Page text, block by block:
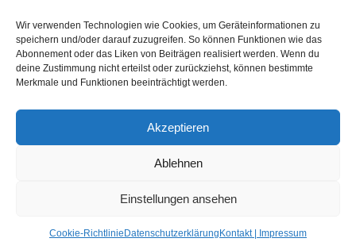
Wir verwenden Technologien wie Cookies, um Geräteinformationen zu
speichern und/oder darauf zuzugreifen. So können Funktionen wie das
Abonnement oder das Liken von Beiträgen realisiert werden. Wenn du
deine Zustimmung nicht erteilst oder zurückziehst, können bestimmte
Merkmale und Funktionen beeinträchtigt werden.
Akzeptieren
Ablehnen
Einstellungen ansehen
Cookie-Richtlinie Datenschutzerklärung Kontakt | Impressum
geschlossen.
Kirchenkreis Essen | Referat für Presse- und Öffentlichkeitsarbeit /
Haus der Evangelischen Kirche | III. Hagen 39 / 45127 Essen
Impressum|Datenschutz
Fon 0201 / 22 05-221 | Fax 0201 / 22 05-223 | e-Mail